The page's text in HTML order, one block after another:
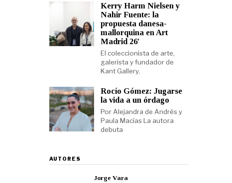
Kerry Harm Nielsen y
Nahir Fuente: la
propuesta danesa-
mallorquina en Art
Madrid 26′
El coleccionista de arte,
galerista y fundador de
Kant Gallery,
Rocío Gómez: Jugarse
la vida a un órdago
Por Alejandra de Andrés y
Paula Macías La autora
debuta
AUTORES
Jorge Vara